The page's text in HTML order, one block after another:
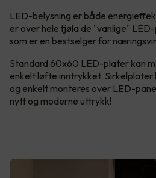
LED-belysning er både
er over hele fjøla de "vanlige"
som er en bestselger for
Standard 60x60 LED-plater kan
enkelt løfte inntrykket. Sirkelplater
og enkelt monteres over LED-
nytt og moderne uttrykk!